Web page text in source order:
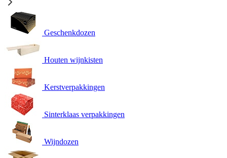
Geschenkdozen
Houten wijnkisten
Kerstverpakkingen
Sinterklaas verpakkingen
Wijndozen